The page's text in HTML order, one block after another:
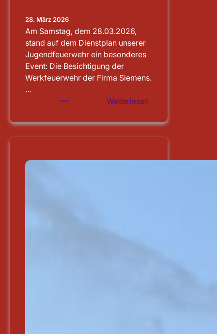
28. März 2026
Am Samstag, dem 28.03.2026,
stand auf dem Dienstplan unserer
Jugendfeuerwehr ein besonderes
Event: Die Besichtigung der
Werkfeuerwehr der Firma Siemens.
…
Weiterlesen
der
in